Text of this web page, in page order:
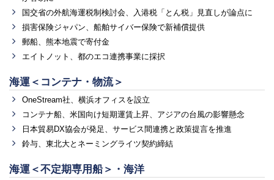
国交省の外航海運税制検討会、入港税「とん税」見直しが論点に
損害保険ジャパン、船舶サイバー保険で新補償提供
郵船、熊本地震で寄付金
エイトノット、都のエコ連携事業に採択
海運＜コンテナ・物流＞
OneStream社、横浜オフィスを設立
コンテナ船、米国向け短期運賃上昇、アジアの台風の影響懸念
日本貿易DX協会が発足、サービス間連携と政策提言を推進
鈴与、東北大とネーミングライツ契約締結
海運＜不定期専用船＞・海洋